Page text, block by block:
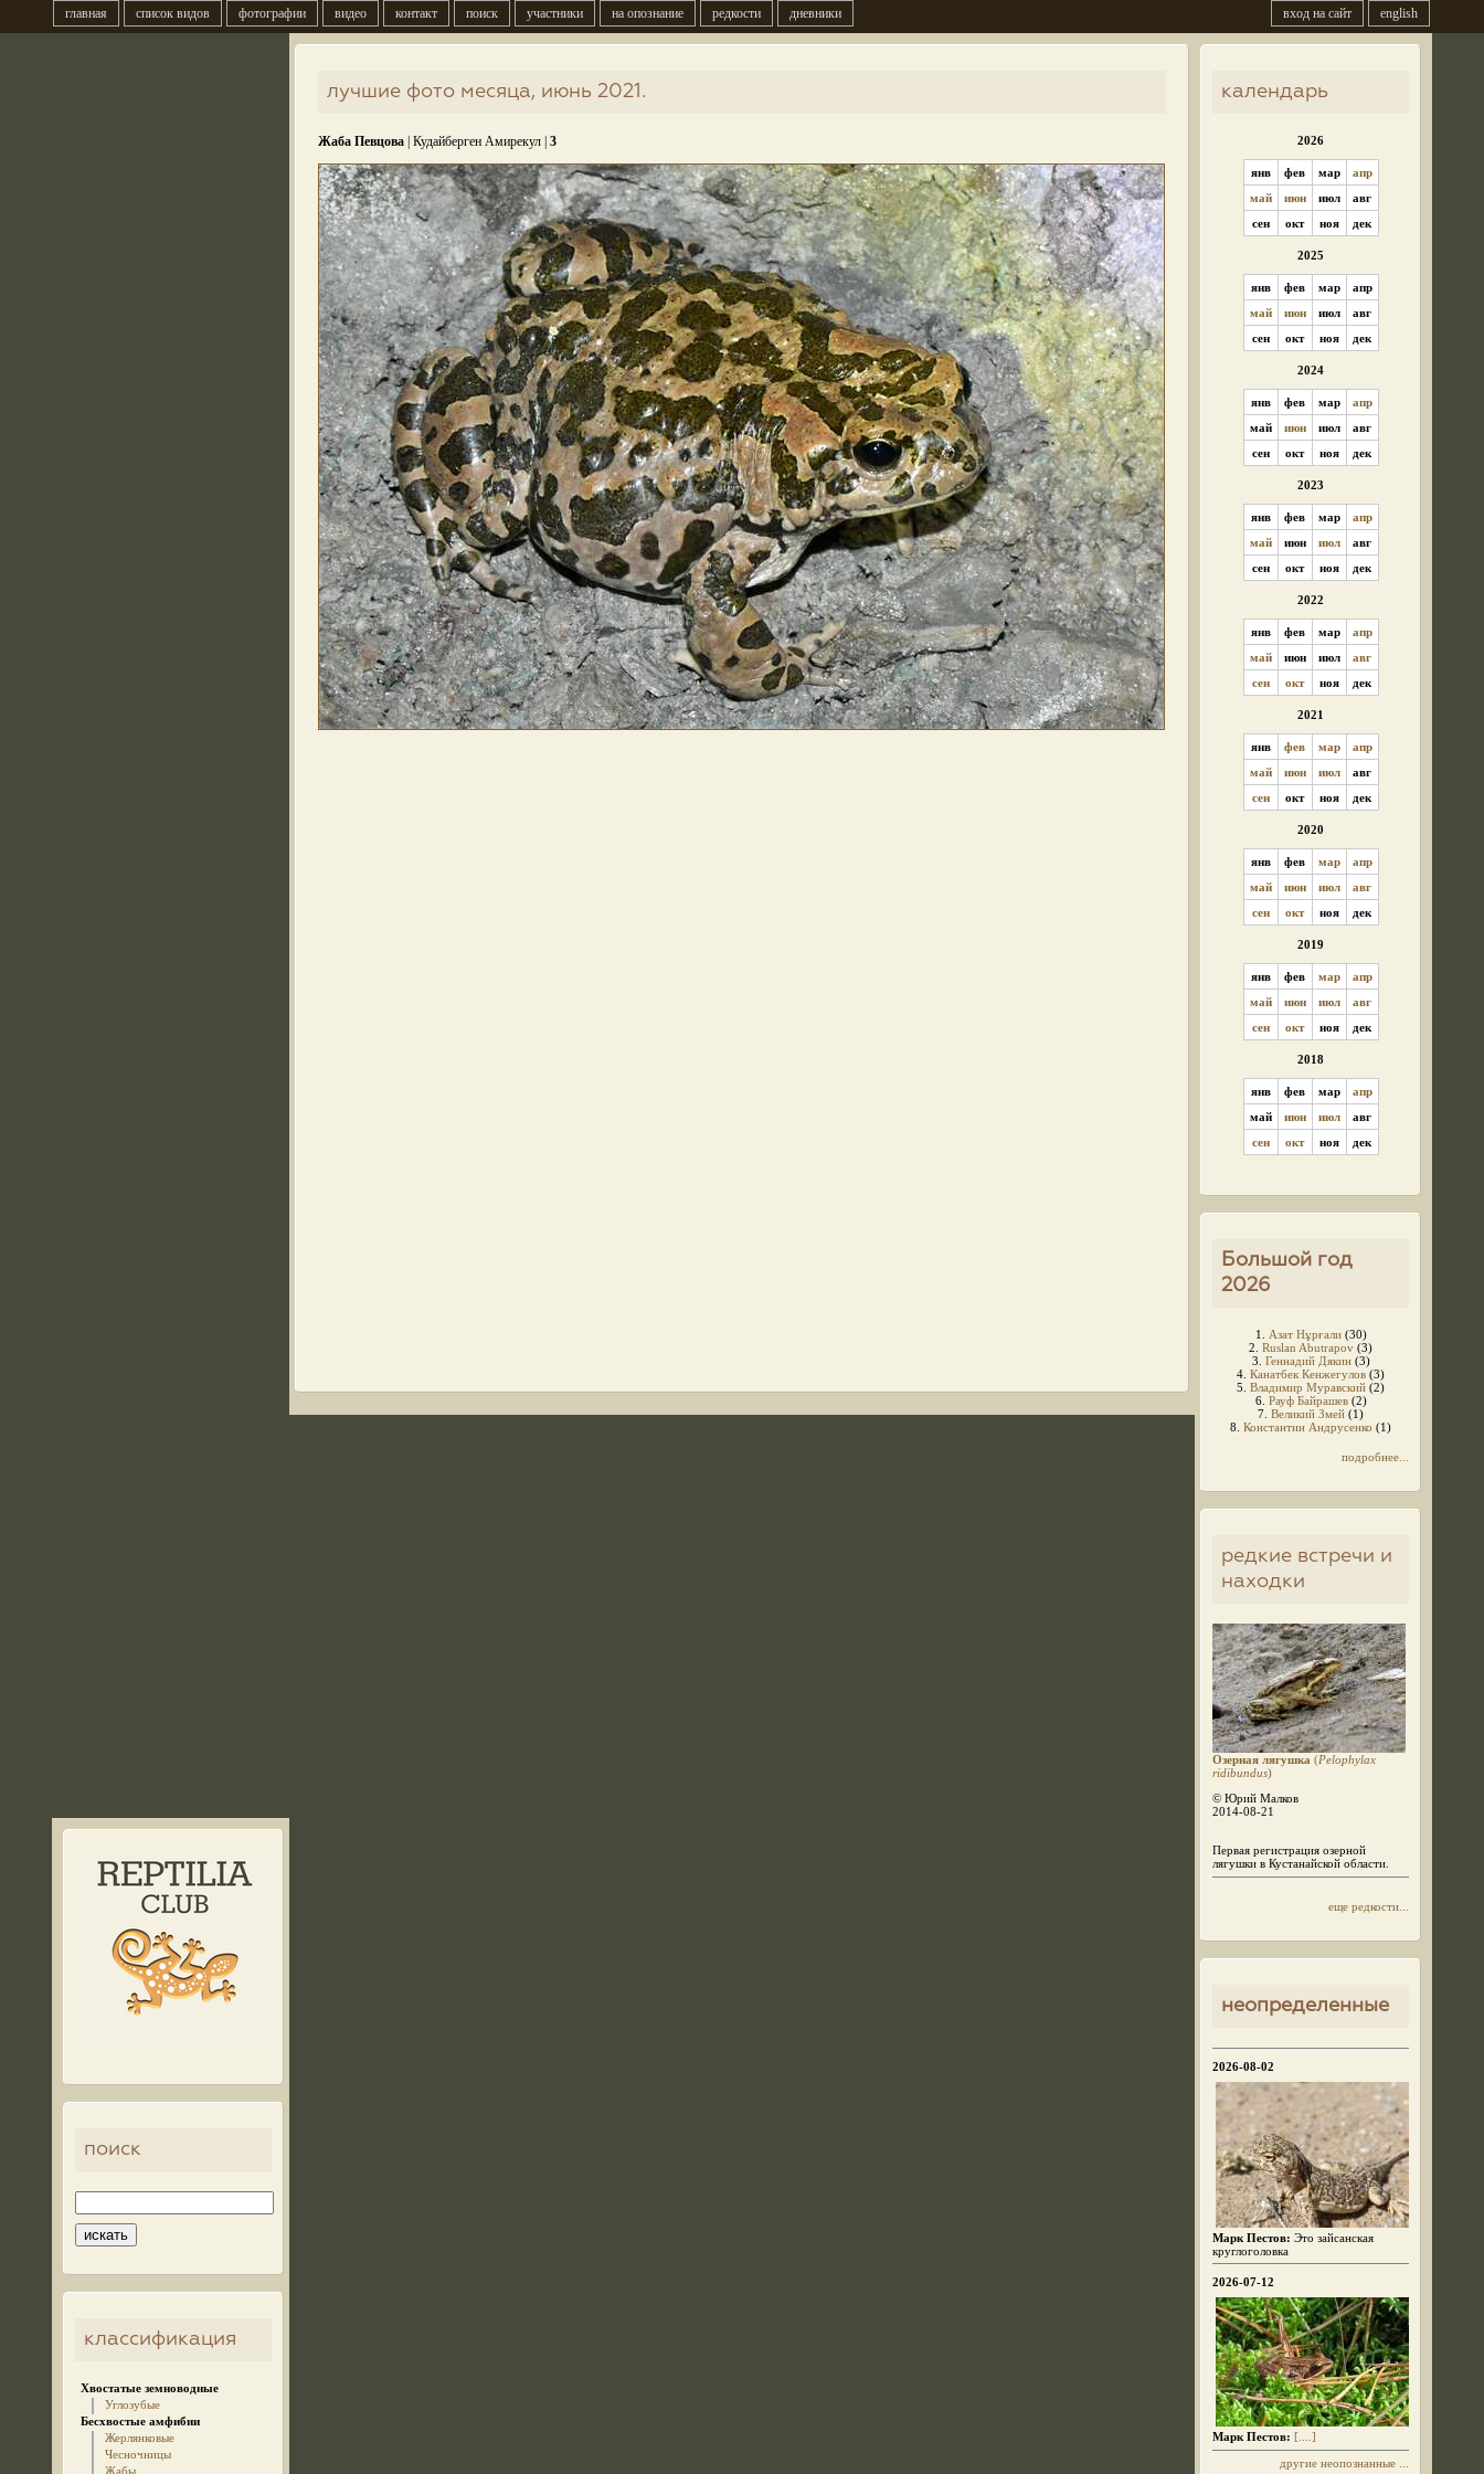
главная список видов фотографии видео контакт поиск участники на опознание редкости дневники english
вход на сайт
поиск
классификация
Хвостатые земноводные
Углозубые
Бесхвостые амфибии
Жерлянковые
Чесночницы
Жабы
лучшие фото месяца, июнь 2021.
Жаба Певцова | Кудайберген Амирекул | 3
календарь
2026
янв фев мар
апр
май
июн июл
авг
сен
окт ноя дек
2025
янв фев мар
апр
май
июн июл
авг
сен
окт ноя дек
2024
янв фев мар
апр
май
июн июл
авг
сен
окт ноя дек
2023
янв фев мар
апр
май
июн июл
авг
сен
окт ноя дек
2022
янв фев мар
апр
май
июн июл
авг
сен
окт ноя дек
2021
янв фев мар
апр
май
июн июл
авг
сен
окт ноя дек
2020
янв фев мар
апр
май
июн июл
авг
сен
окт ноя дек
2019
янв фев мар
апр
май
июн июл
авг
сен
окт ноя дек
2018
янв фев мар
апр
май
июн июл
авг
сен
окт ноя дек
Большой год
2026
1. Азат Нұрғали(30)
2. Ruslan Abutrapov (3)
3. Геннадий Дякин(3)
4. Канатбек Кенжегулов (3)
5. Владимир Муравский (2)
6. Рауф Байрашев(2)
7. Великий Змей (1)
8. Константин Андрусенко (1)
подробнее...
редкие встречи и
находки
Озерная лягушка (Pelophylax
ridibundus)
© Юрий Малков
2014-08-21
Первая регистрация озерной
лягушки в Кустанайской области.
еще редкости...
неопределенные
2026-08-02
Марк Пестов: Это зайсанская
круглоголовка
2026-07-12
Марк Пестов: [....]
другие неопознанные ...